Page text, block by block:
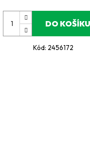
DO KOŠÍKU
Kód: 2456172